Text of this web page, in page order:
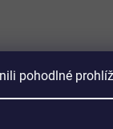
pohodlné